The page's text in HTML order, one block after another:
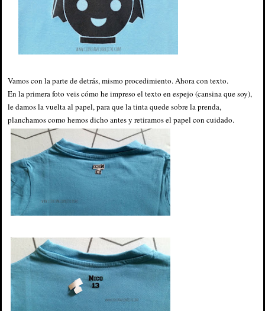
Vamos con la parte de detrás, mismo procedimiento. Ahora con texto.
En la primera foto veis cómo he impreso el texto en espejo (cansina que soy),
le damos la vuelta al papel, para que la tinta quede sobre la prenda,
planchamos como hemos dicho antes y retiramos el papel con cuidado.